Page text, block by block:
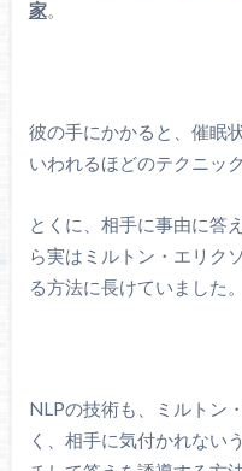
家。
彼の手にかかると、催眠
いわれるほどのテクニッ
とくに、相手に事由に答
ら実はミルトン・エリク
る方法に長けていました。
NLPの技術も、ミルトン
く、相手に気付かれない